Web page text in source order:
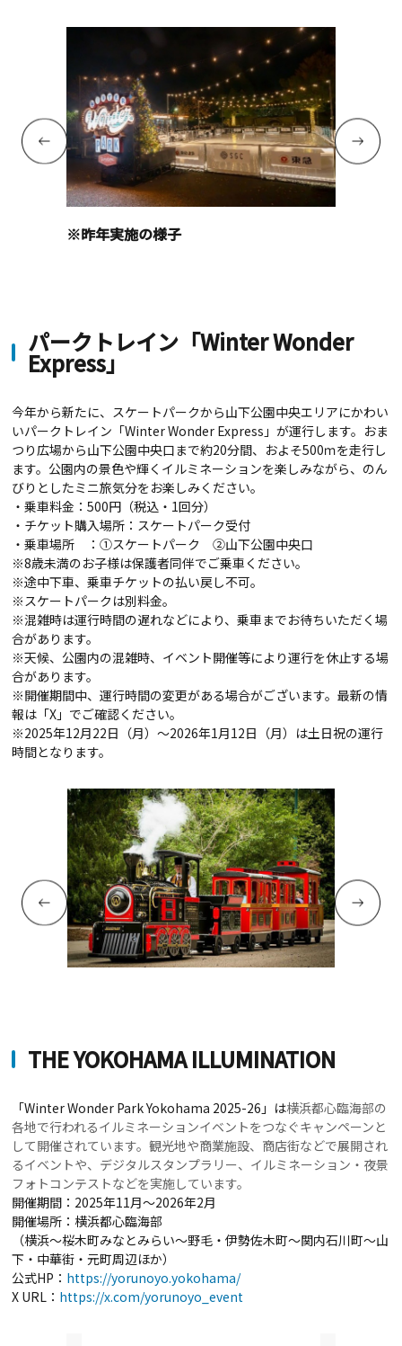
※昨年実施の様子
パークトレイン「Winter Wonder
Express」
今年から新たに、スケートパークから山下公園中央エリアにかわい
いパークトレイン「Winter Wonder Express」が運行します。おま
つり広場から山下公園中央口まで約20分間、およそ500ｍを走行し
ます。公園内の景色や輝くイルミネーションを楽しみながら、のん
びりとしたミニ旅気分をお楽しみください。
・乗車料金：500円（税込・1回分）
・チケット購入場所：スケートパーク受付
・乗車場所 ：①スケートパーク ②山下公園中央口
※8歳未満のお子様は保護者同伴でご乗車ください。
※途中下車、乗車チケットの払い戻し不可。
※スケートパークは別料金。
※混雑時は運行時間の遅れなどにより、乗車までお待ちいただく場
合があります。
※天候、公園内の混雑時、イベント開催等により運行を休止する場
合があります。
※開催期間中、運行時間の変更がある場合がございます。最新の情
報は「X」でご確認ください。
※2025年12月22日（月）～2026年1月12日（月）は土日祝の運行
時間となります。
THE YOKOHAMA ILLUMINATION
「Winter Wonder Park Yokohama 2025-26」は横浜都心臨海部の
各地で行われるイルミネーションイベントをつなぐキャンペーンと
して開催されています。観光地や商業施設、商店街などで展開され
るイベントや、デジタルスタンプラリー、イルミネーション・夜景
フォトコンテストなどを実施しています。
開催期間：2025年11月～2026年2月
開催場所：横浜都心臨海部
（横浜～桜木町みなとみらい～野毛・伊勢佐木町～関内石川町～山
下・中華街・元町周辺ほか）
公式HP： https://yorunoyo.yokohama/
X URL： https://x.com/yorunoyo_event